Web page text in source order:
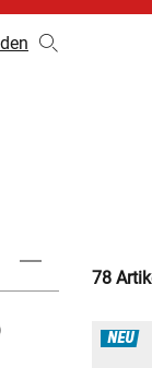
78
NEU